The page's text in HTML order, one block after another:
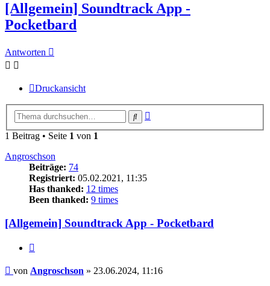
[Allgemein] Soundtrack App -
Pocketbard
Antworten
Druckansicht
Suche
1 Beitrag • Seite 1 von 1
Angroschson
Beiträge: 74
Registriert: 05.02.2021, 11:35
Has thanked: 12 times
Been thanked: 9 times
[Allgemein] Soundtrack App - Pocketbard
Beitrag
von Angroschson » 23.06.2024, 11:16